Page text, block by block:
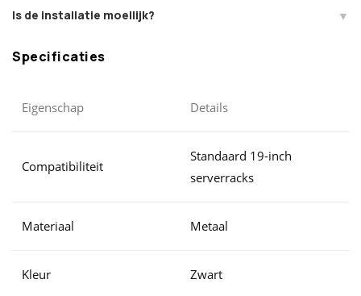
Is de installatie moeilijk?
Specificaties
Eigenschap Details
Compatibiliteit
Standaard 19-inch
serverracks
Materiaal Metaal
Kleur Zwart